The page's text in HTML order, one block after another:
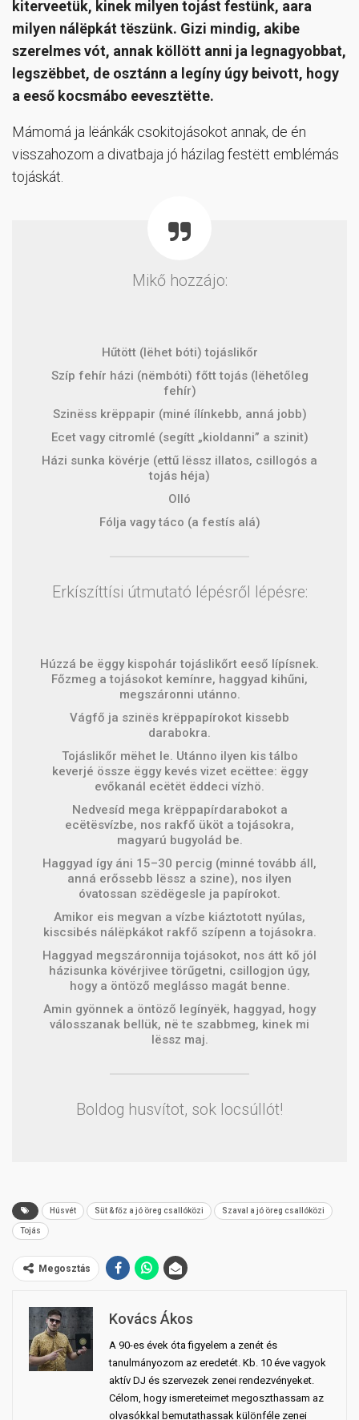
kiterveetük, kinek milyen tojást festünk, aara
milyen nálëpkát tëszünk. Gizi mindig, akibe
szerelmes vót, annak köllött anni ja legnagyobbat,
legszëbbet, de osztánn a legíny úgy beivott, hogy
a eeső kocsmábo eevesztëtte.
Mámomá ja lëánkák csokitojásokot annak, de én
visszahozom a divatbaja jó házilag festëtt emblémás
tojáskát.
Mikő hozzájo:
Hűtött (lëhet bóti) tojáslikőr
Szíp fehír házi (nëmbóti) főtt tojás (lëhetőleg
fehír)
Szinëss krëppapir (miné ílínkebb, anná jobb)
Ecet vagy citromlé (segítt „kioldanni” a szinit)
Házi sunka kövérje (ettű lëssz illatos, csillogós a
tojás héja)
Olló
Fólja vagy táco (a festís alá)
Erkíszíttísi útmutató lépésről lépésre:
Húzzá be ëggy kispohár tojáslikőrt eeső lípísnek.
Főzmeg a tojásokot kemínre, haggyad kihűni,
megszáronni utánno.
Vágfő ja szinës krëppapírokot kissebb
darabokra.
Tojáslikőr mëhet le. Utánno ilyen kis tálbo
keverjé össze ëggy kevés vizet ecëttee: ëggy
evőkanál ecëtët ëddeci vízhö.
Nedvesíd mega krëppapírdarabokot a
ecëtësvízbe, nos rakfő üköt a tojásokra,
magyarú bugyolád be.
Haggyad így áni 15–30 percig (minné tovább áll,
anná erőssebb lëssz a szine), nos ilyen
óvatossan szëdëgesle ja papírokot.
Amikor eis megvan a vízbe kiáztotott nyúlas,
kiscsibés nálëpkákot rakfő szípenn a tojásokra.
Haggyad megszáronnija tojásokot, nos átt kő jól
házisunka kövérjivee törűgetni, csillogjon úgy,
hogy a öntöző meglásso magát benne.
Amin gyönnek a öntöző legínyëk, haggyad, hogy
válosszanak bellük, në te szabbmeg, kinek mi
lëssz maj.
Boldog husvítot, sok locsúllót!
Húsvét Süt & főz a jó öreg csallóközi Szaval a jó öreg csallóközi
Tojás
Megosztás
Kovács Ákos
A 90-es évek óta figyelem a zenét és
tanulmányozom az eredetét. Kb. 10 éve vagyok
aktív DJ és szervezek zenei rendezvényeket.
Célom, hogy ismereteimet megoszthassam az
olvasókkal bemutathassak különféle zenei